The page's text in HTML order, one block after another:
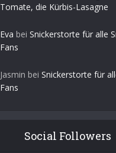
Tomate, die Kürbis-Lasagne
Eva bei Snickerstorte für alle
Fans
Jasmin bei Snickerstorte für
Fans
Social Followers